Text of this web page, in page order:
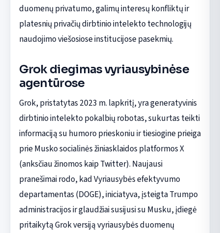
duomenų privatumo, galimų interesų konfliktų ir
platesnių privačių dirbtinio intelekto technologijų
naudojimo viešosiose institucijose pasekmių.
Grok diegimas vyriausybinėse
agentūrose
Grok, pristatytas 2023 m. lapkritį, yra generatyvinis
dirbtinio intelekto pokalbių robotas, sukurtas teikti
informaciją su humoro prieskoniu ir tiesiogine prieiga
prie Musko socialinės žiniasklaidos platformos X
(anksčiau žinomos kaip Twitter). Naujausi
pranešimai rodo, kad Vyriausybės efektyvumo
departamentas (DOGE), iniciatyva, įsteigta Trumpo
administracijos ir glaudžiai susijusi su Musku, įdiegė
pritaikytą Grok versiją vyriausybės duomenų